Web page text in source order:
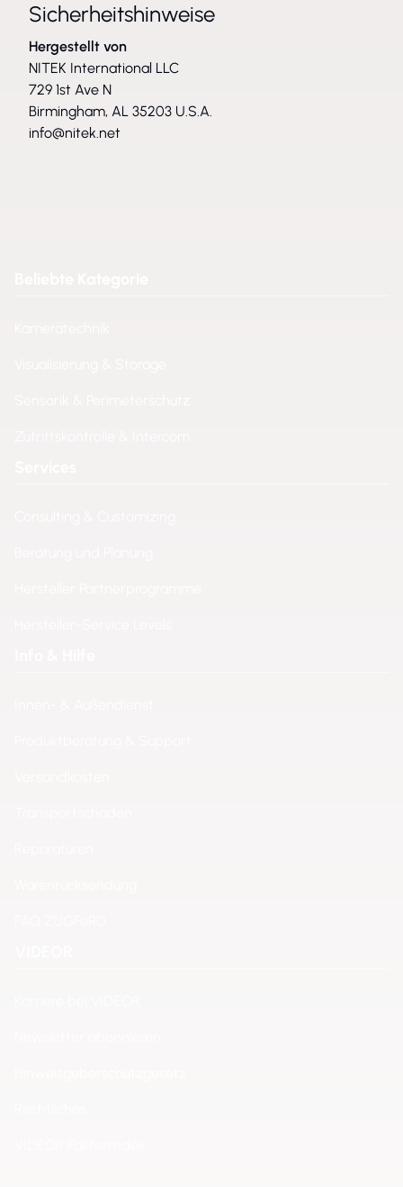
Sicherheitshinweise
Hergestellt von
NITEK International LLC
729 1st Ave N
Birmingham, AL 35203 U.S.A.
info@nitek.net